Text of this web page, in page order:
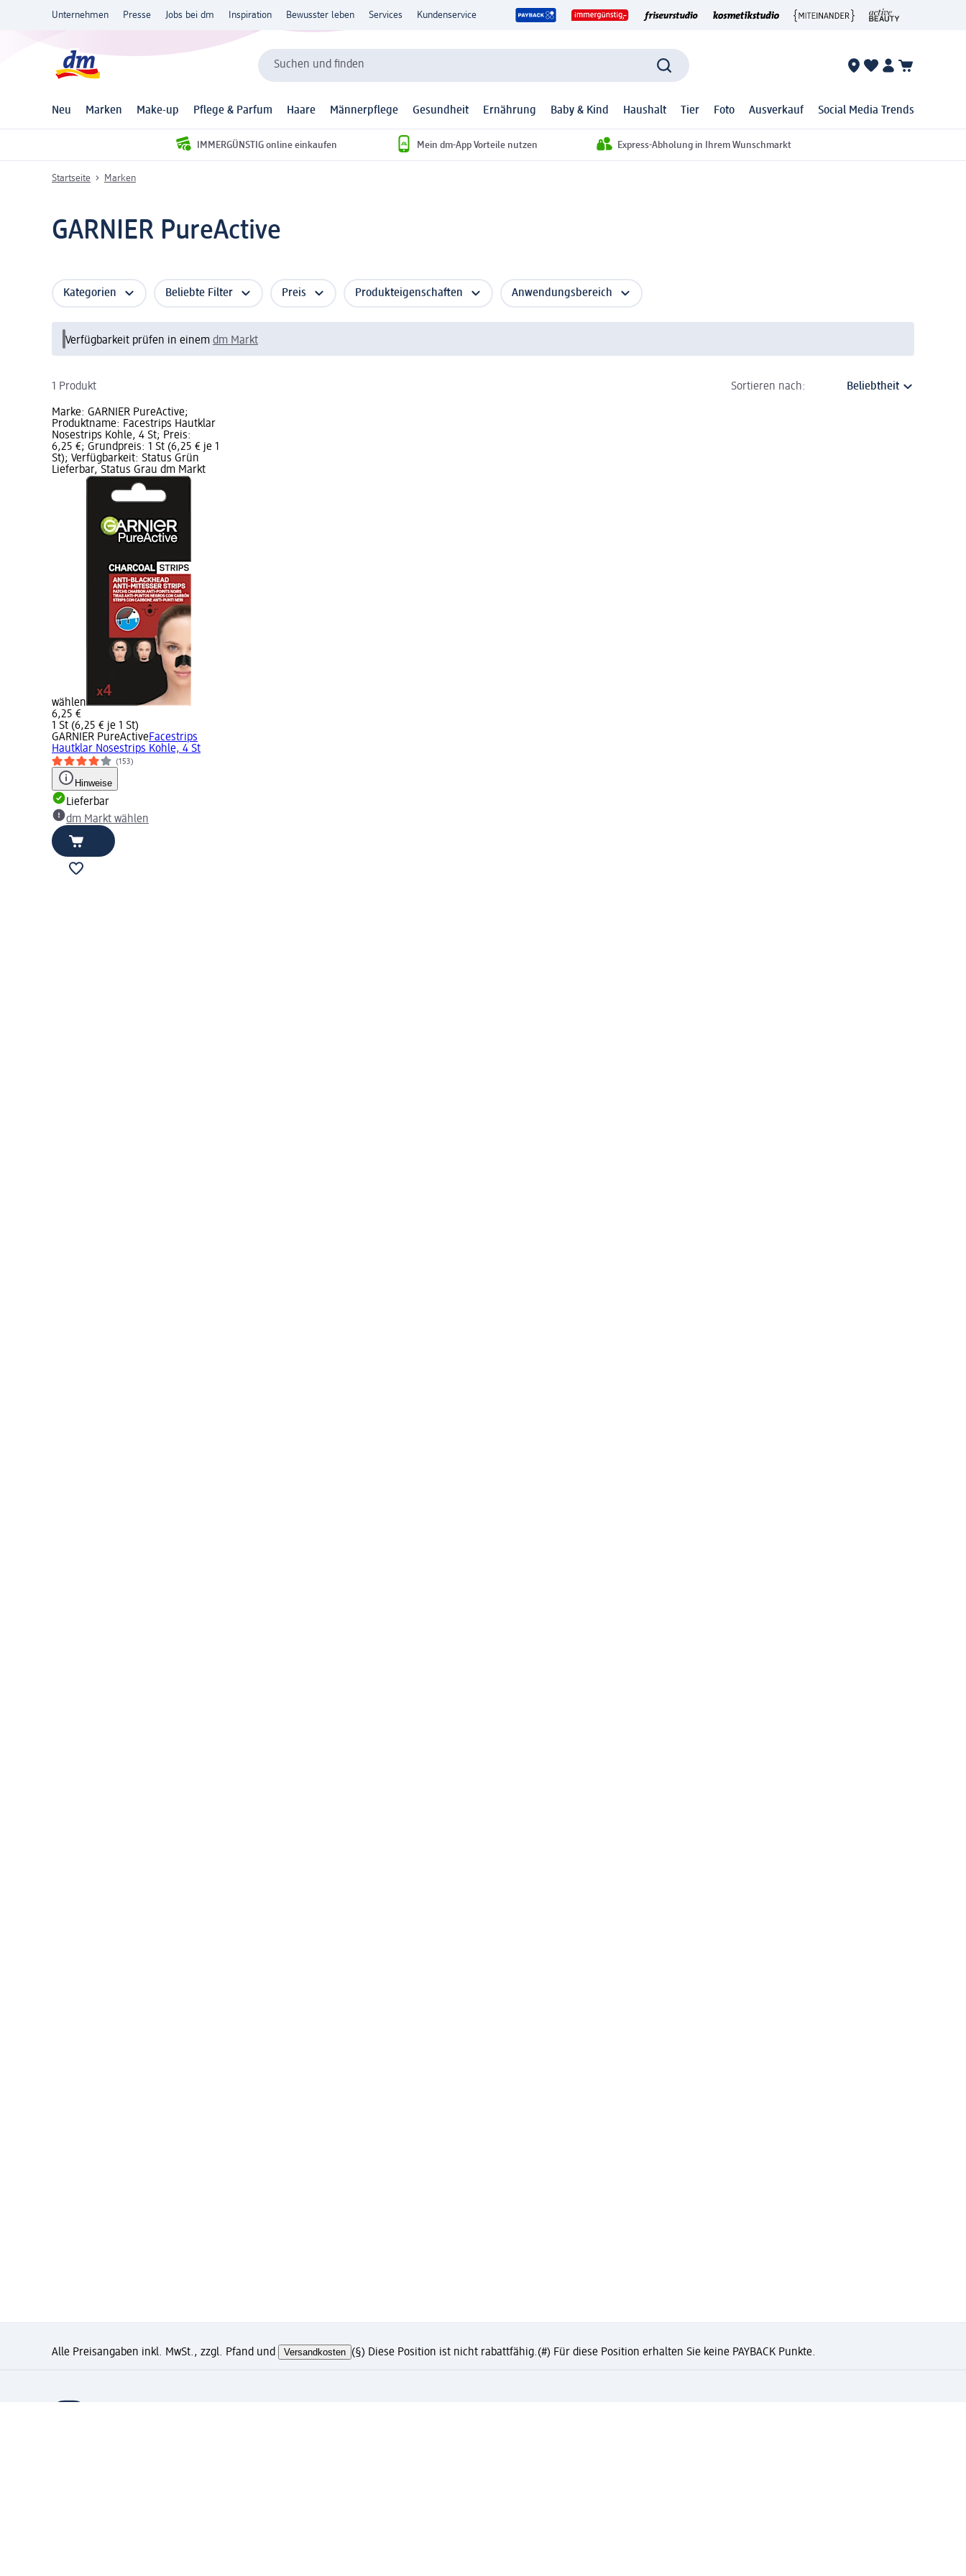
Unternehmen Presse Jobs bei dm Inspiration Bewusster leben Services Kundenservice
Suchen und finden
Neu Marken Make-up Pflege & Parfum Haare Männerpflege Gesundheit Ernährung Baby & Kind Haushalt Tier Foto Ausverkauf Social Media Trends
IMMERGÜNSTIG online einkaufen Mein dm-App Vorteile nutzen Express-Abholung in Ihrem Wunschmarkt
Startseite Marken
GARNIER PureActive
Kategorien Beliebte Filter Preis Produkteigenschaften Anwendungsbereich
Verfügbarkeit prüfen in einem dm Markt
1 Produkt Sortieren nach:
Marke: GARNIER PureActive;
Produktname: Facestrips Hautklar
Nosestrips Kohle, 4 St; Preis:
6,25 €; Grundpreis: 1 St (6,25 € je 1
St); Verfügbarkeit: Status Grün
Lieferbar, Status Grau dm Markt
wählen
6,25 €
1 St (6,25 € je 1 St)
GARNIER PureActiveFacestrips
Hautklar Nosestrips Kohle, 4 St
(153)
Hinweise
Lieferbar
dm Markt wählen
Alle Preisangaben inkl. MwSt., zzgl. Pfand und Versandkosten (§) Diese Position ist nicht rabattfähig.(#) Für diese Position erhalten Sie keine PAYBACK Punkte.